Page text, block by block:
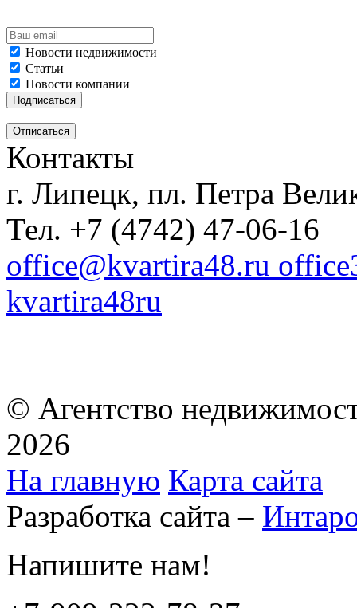
Новости недвижимости
Статьи
Новости компании
Контакты
г. Липецк, пл. Петра
Тел. +7 (4742) 47-06-16
office@kvartira48.ru
kvartira48ru
© Агентство
2026
На главную Карта сайта
Разработка сайта –
Напишите нам!